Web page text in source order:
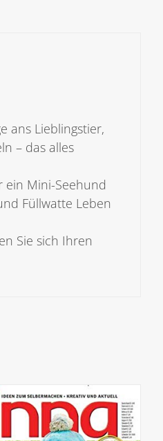
ans Lieblingstier,
– das alles
ein Mini-Seehund
Füllwatte Leben
Sie sich Ihren